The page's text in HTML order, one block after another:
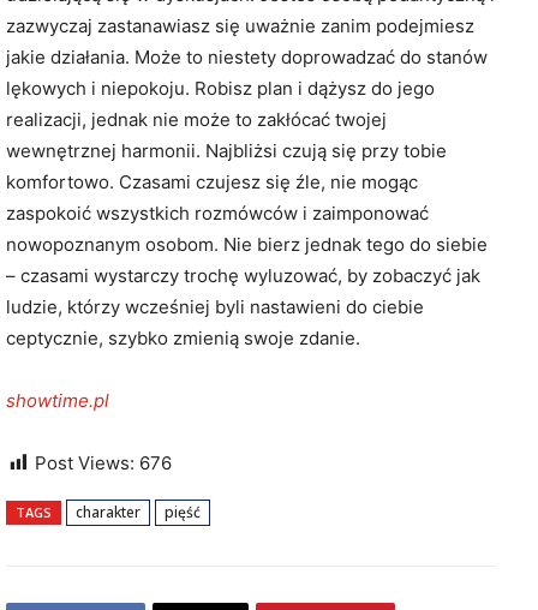
zazwyczaj zastanawiasz się uważnie zanim podejmiesz
jakie działania. Może to niestety doprowadzać do stanów
lękowych i niepokoju. Robisz plan i dążysz do jego
realizacji, jednak nie może to zakłócać twojej
wewnętrznej harmonii. Najbliżsi czują się przy tobie
komfortowo. Czasami czujesz się źle, nie mogąc
zaspokoić wszystkich rozmówców i zaimponować
nowopoznanym osobom. Nie bierz jednak tego do siebie
– czasami wystarczy trochę wyluzować, by zobaczyć jak
ludzie, którzy wcześniej byli nastawieni do ciebie
ceptycznie, szybko zmienią swoje zdanie.
showtime.pl
Post Views: 676
TAGS charakter pięść